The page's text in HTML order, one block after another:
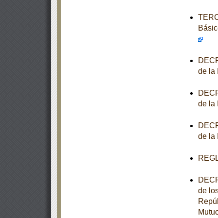
de la
de la
de la
de